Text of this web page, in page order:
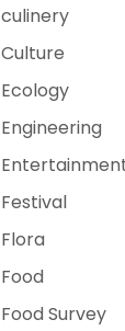
culinery
Culture
Ecology
Engineering
Festival
Flora
Food
Food Survey